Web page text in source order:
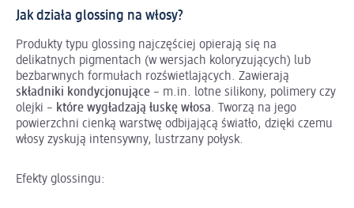
Jak działa glossing na włosy?
Produkty typu glossing najczęściej opierają się na
delikatnych pigmentach (w wersjach koloryzujących) lub
bezbarwnych formułach rozświetlających. Zawierają
składniki kondycjonujące – m.in. lotne silikony, polimery czy
olejki – które wygładzają łuskę włosa. Tworzą na jego
powierzchni cienką warstwę odbijającą światło, dzięki czemu
włosy zyskują intensywny, lustrzany połysk.
Efekty glossingu: